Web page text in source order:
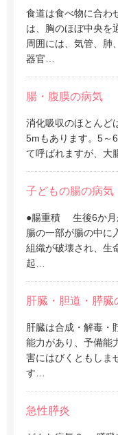
食道は食べ物に合
は、胸のほぼ中央を
周囲には、気管、肺
器官…
腸・腹膜の病気
消化吸収のほとん
5mもあります。5～
て呼ばれますが、大
子どもの腸の病気
●腸重積 生後6か月
腸の一部が腸の中に
組織が破壊され、生
起…
肝臓・胆道・膵臓
肝臓は合成・解毒
能力があり、予備能
害にはびくともしま
す…
急性膵炎